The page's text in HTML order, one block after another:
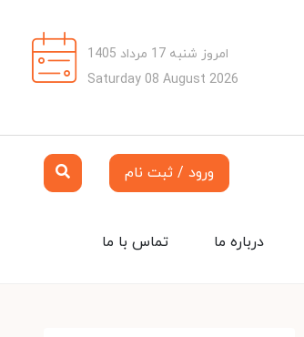
امروز شنبه 17 مرداد 1405
Saturday 08 August 2026
ورود / ثبت نام
تماس با ما درباره ما